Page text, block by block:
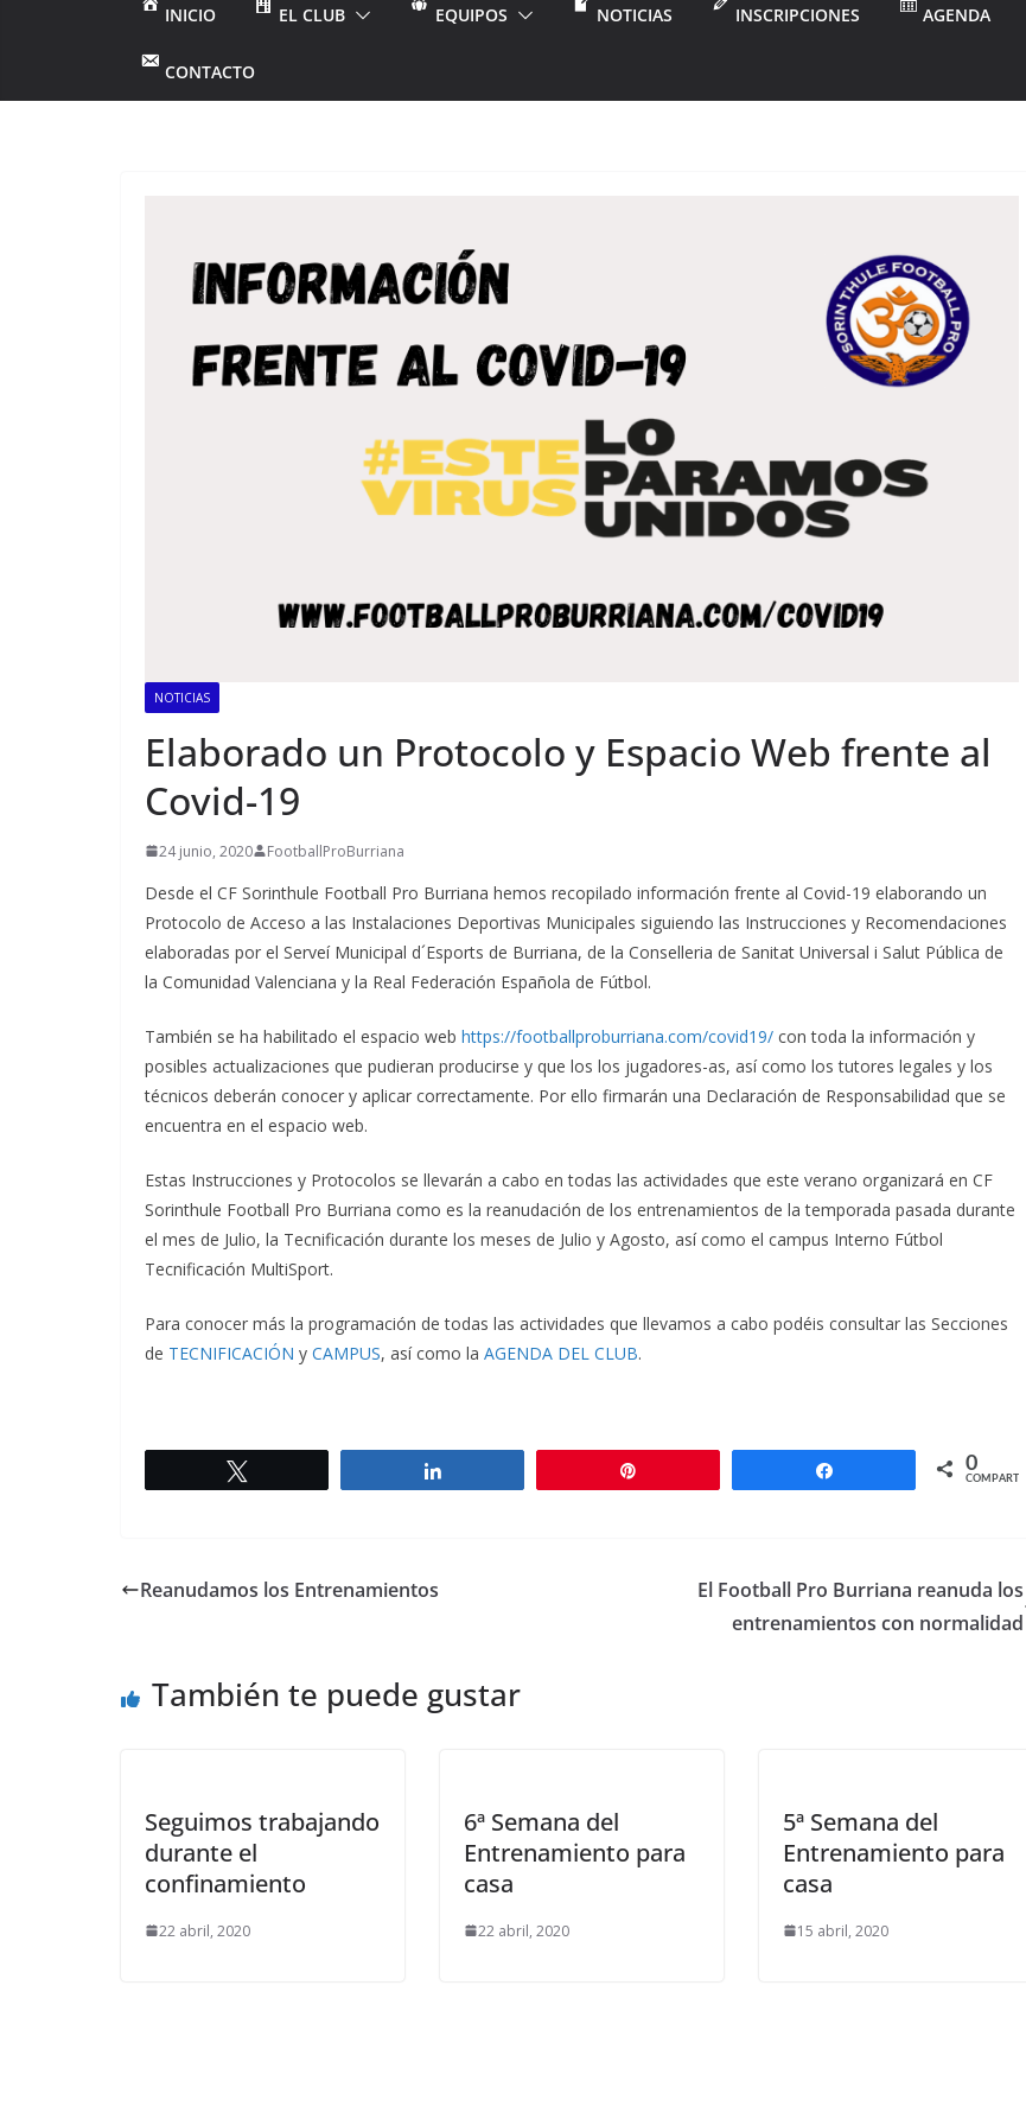
INICIO EL CLUB EQUIPOS NOTICIAS INSCRIPCIONES AGENDA
CONTACTO
NOTICIAS
Elaborado un Protocolo y Espacio Web frente al
Covid-19
24 junio, 2020 FootballProBurriana
Desde el CF Sorinthule Football Pro Burriana hemos recopilado información frente al Covid-19 elaborando un
Protocolo de Acceso a las Instalaciones Deportivas Municipales siguiendo las Instrucciones y Recomendaciones
elaboradas por el Serveí Municipal d´Esports de Burriana, de la Conselleria de Sanitat Universal i Salut Pública de
la Comunidad Valenciana y la Real Federación Española de Fútbol.
También se ha habilitado el espacio web https://footballproburriana.com/covid19/ con toda la información y
posibles actualizaciones que pudieran producirse y que los los jugadores-as, así como los tutores legales y los
técnicos deberán conocer y aplicar correctamente. Por ello firmarán una Declaración de Responsabilidad que se
encuentra en el espacio web.
Estas Instrucciones y Protocolos se llevarán a cabo en todas las actividades que este verano organizará en CF
Sorinthule Football Pro Burriana como es la reanudación de los entrenamientos de la temporada pasada durante
el mes de Julio, la Tecnificación durante los meses de Julio y Agosto, así como el campus Interno Fútbol
Tecnificación MultiSport.
Para conocer más la programación de todas las actividades que llevamos a cabo podéis consultar las Secciones
de TECNIFICACIÓN y CAMPUS, así como la AGENDA DEL CLUB.
0
COMPARTIR
Reanudamos los Entrenamientos
El Football Pro Burriana reanuda los
entrenamientos con normalidad
También te puede gustar
Seguimos trabajando
durante el
confinamiento
22 abril, 2020
6ª Semana del
Entrenamiento para
casa
22 abril, 2020
5ª Semana del
Entrenamiento para
casa
15 abril, 2020